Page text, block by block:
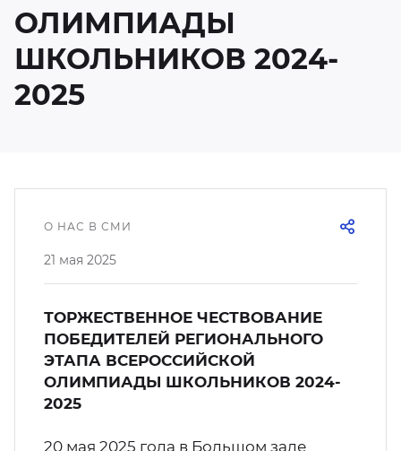
программы
ОЛИМПИАДЫ
ШКОЛЬНИКОВ 2024-
2025
21 мая 2025
О НАС В СМИ
ТОРЖЕСТВЕННОЕ ЧЕСТВОВАНИЕ
ПОБЕДИТЕЛЕЙ РЕГИОНАЛЬНОГО
ЭТАПА ВСЕРОССИЙСКОЙ
ОЛИМПИАДЫ ШКОЛЬНИКОВ 2024-
2025
20 мая 2025 года в Большом зале